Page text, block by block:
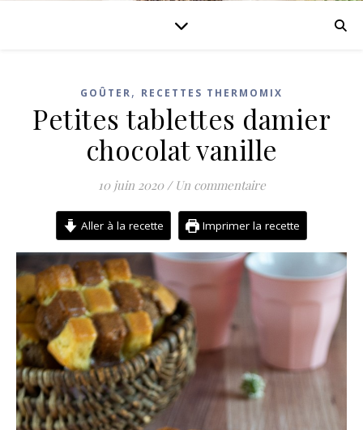
GOÛTER, RECETTES THERMOMIX
Petites tablettes damier
chocolat vanille
10 juin 2020 / Un commentaire
Aller à la recette Imprimer la recette